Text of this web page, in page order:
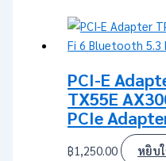
PCI-E
TX55E
PCIe
฿1,250.00 หยิบ